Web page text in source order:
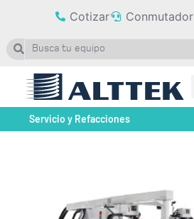
Cotizar Conmutador
Servicio y Refacciones